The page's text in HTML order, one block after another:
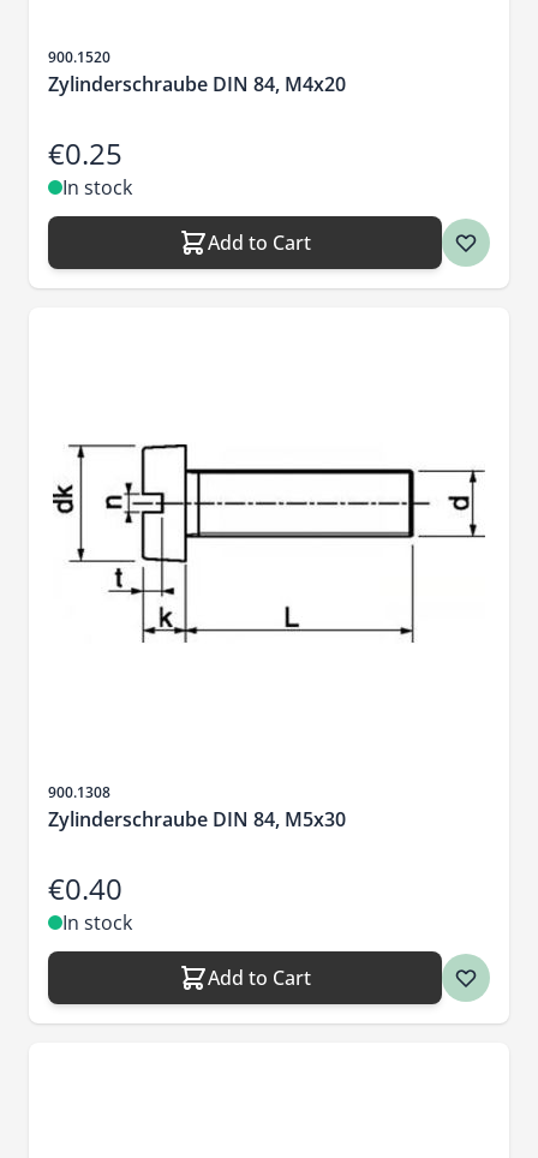
Sku
900.1520
Zylinderschraube DIN 84, M4x20
€0.25
In stock
Add to Cart
Sku
900.1308
Zylinderschraube DIN 84, M5x30
€0.40
In stock
Add to Cart